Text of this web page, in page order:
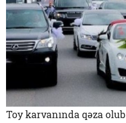
Toy karvanında qəza olub